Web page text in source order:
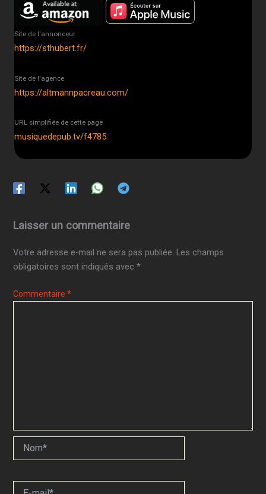
Site de l'annonceur
https://sthubert.fr/
Site de l'agence
https://altmannpacreau.com/
URL simplifiée de cette page
musiquedepub.tv/f4785
Laisser un commentaire
Votre adresse e-mail ne sera pas publiée. Les champs
obligatoires sont indiqués avec*
Commentaire*